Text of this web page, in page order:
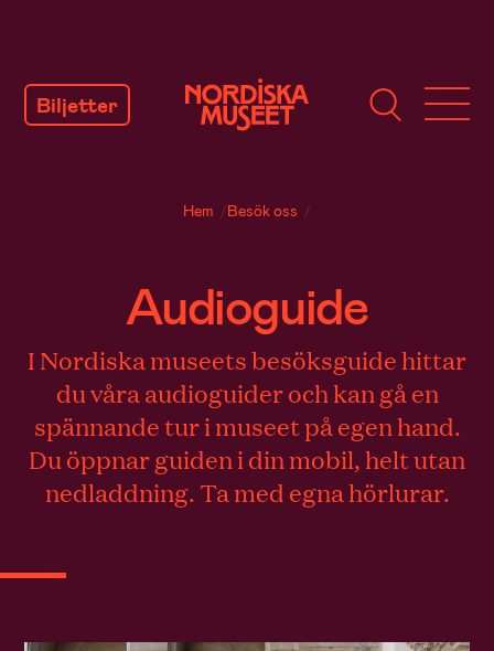
INNEHÅLL
Biljetter
Hem /Besök oss /
Audioguide
I Nordiska museets besöksguide hittar
du våra audioguider och kan gå en
spännande tur i museet på egen hand.
Du öppnar guiden i din mobil, helt utan
nedladdning. Ta med egna hörlurar.